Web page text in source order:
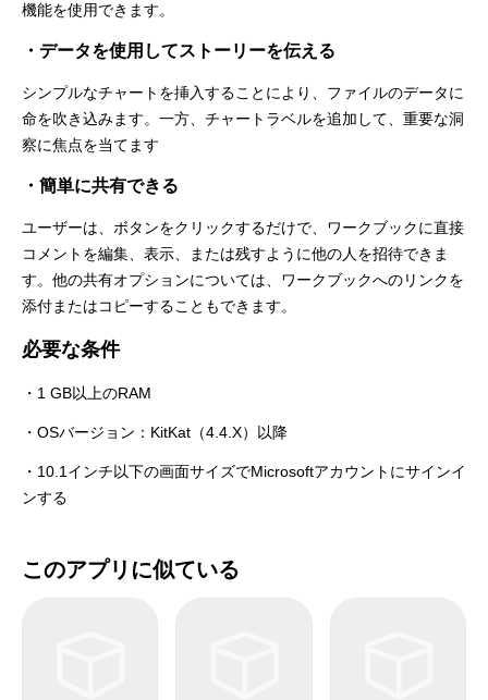
機能を使用できます。
・データを使用してストーリーを伝える
シンプルなチャートを挿入することにより、ファイルのデータに
命を吹き込みます。一方、チャートラベルを追加して、重要な洞
察に焦点を当てます
・簡単に共有できる
ユーザーは、ボタンをクリックするだけで、ワークブックに直接
コメントを編集、表示、または残すように他の人を招待できま
す。他の共有オプションについては、ワークブックへのリンクを
添付またはコピーすることもできます。
必要な条件
・1 GB以上のRAM
・OSバージョン：KitKat（4.4.X）以降
・10.1インチ以下の画面サイズでMicrosoftアカウントにサインイ
ンする
このアプリに似ている